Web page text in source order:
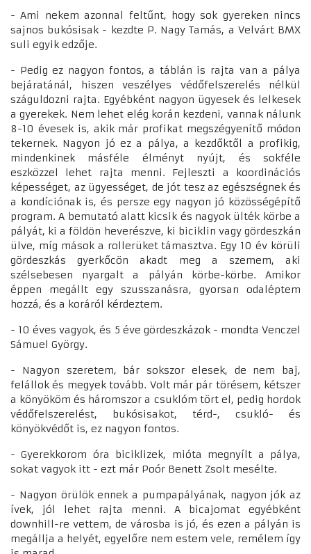
- Ami nekem azonnal feltűnt, hogy sok gyereken nincs
sajnos bukósisak - kezdte P. Nagy Tamás, a Velvárt BMX
suli egyik edzője.
- Pedig ez nagyon fontos, a táblán is rajta van a pálya
bejáratánál, hiszen veszélyes védőfelszerelés nélkül
száguldozni rajta. Egyébként nagyon ügyesek és lelkesek
a gyerekek. Nem lehet elég korán kezdeni, vannak nálunk
8-10 évesek is, akik már profikat megszégyenítő módon
tekernek. Nagyon jó ez a pálya, a kezdőktől a profikig,
mindenkinek másféle élményt nyújt, és sokféle
eszközzel lehet rajta menni. Fejleszti a koordinációs
képességet, az ügyességet, de jót tesz az egészségnek és
a kondíciónak is, és persze egy nagyon jó közösségépítő
program. A bemutató alatt kicsik és nagyok ülték körbe a
pályát, ki a földön heverészve, ki biciklin vagy gördeszkán
ülve, míg mások a rollerüket támasztva. Egy 10 év körüli
gördeszkás gyerkőcön akadt meg a szemem, aki
szélsebesen nyargalt a pályán körbe-körbe. Amikor
éppen megállt egy szusszanásra, gyorsan odaléptem
hozzá, és a koráról kérdeztem.
- 10 éves vagyok, és 5 éve gördeszkázok - mondta Venczel
Sámuel György.
- Nagyon szeretem, bár sokszor elesek, de nem baj,
felállok és megyek tovább. Volt már pár törésem, kétszer
a könyököm és háromszor a csuklóm tört el, pedig hordok
védőfelszerelést, bukósisakot, térd-, csukló- és
könyökvédőt is, ez nagyon fontos.
- Gyerekkorom óra biciklizek, mióta megnyílt a pálya,
sokat vagyok itt - ezt már Poór Benett Zsolt mesélte.
- Nagyon örülök ennek a pumpapályának, nagyon jók az
ívek, jól lehet rajta menni. A bicajomat egyébként
downhill-re vettem, de városba is jó, és ezen a pályán is
megállja a helyét, egyelőre nem estem vele, remélem így